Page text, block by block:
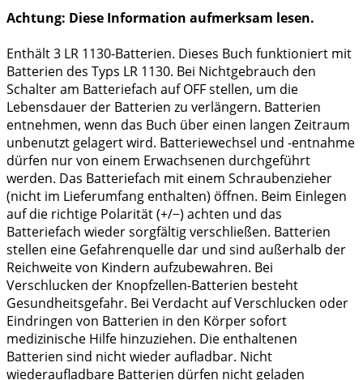
Achtung: Diese Information aufmerksam lesen.
Enthält 3 LR 1130-Batterien. Dieses Buch funktioniert mit
Batterien des Typs LR 1130. Bei Nichtgebrauch den
Schalter am Batteriefach auf OFF stellen, um die
Lebensdauer der Batterien zu verlängern. Batterien
entnehmen, wenn das Buch über einen langen Zeitraum
unbenutzt gelagert wird. Batteriewechsel und -entnahme
dürfen nur von einem Erwachsenen durchgeführt
werden. Das Batteriefach mit einem Schraubenzieher
(nicht im Lieferumfang enthalten) öffnen. Beim Einlegen
auf die richtige Polarität (+/−) achten und das
Batteriefach wieder sorgfältig verschließen. Batterien
stellen eine Gefahrenquelle dar und sind außerhalb der
Reichweite von Kindern aufzubewahren. Bei
Verschlucken der Knopfzellen-Batterien besteht
Gesundheitsgefahr. Bei Verdacht auf Verschlucken oder
Eindringen von Batterien in den Körper sofort
medizinische Hilfe hinzuziehen. Die enthaltenen
Batterien sind nicht wieder aufladbar. Nicht
wiederaufladbare Batterien dürfen nicht geladen